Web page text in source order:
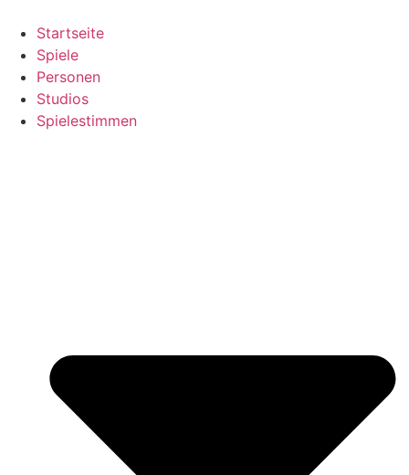
Inhalt
springen
Startseite
Spiele
Personen
Studios
Spielestimmen